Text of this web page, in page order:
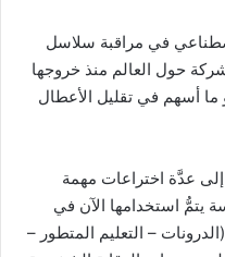
في مراقبة سلاسل
حول العالم منذ خروجها
ما أسهم في تقليل الأعطال
إلى عدَّة اختراعات مهمة
يتمُّ استخدامها الآن في
– التعليم المتطور –